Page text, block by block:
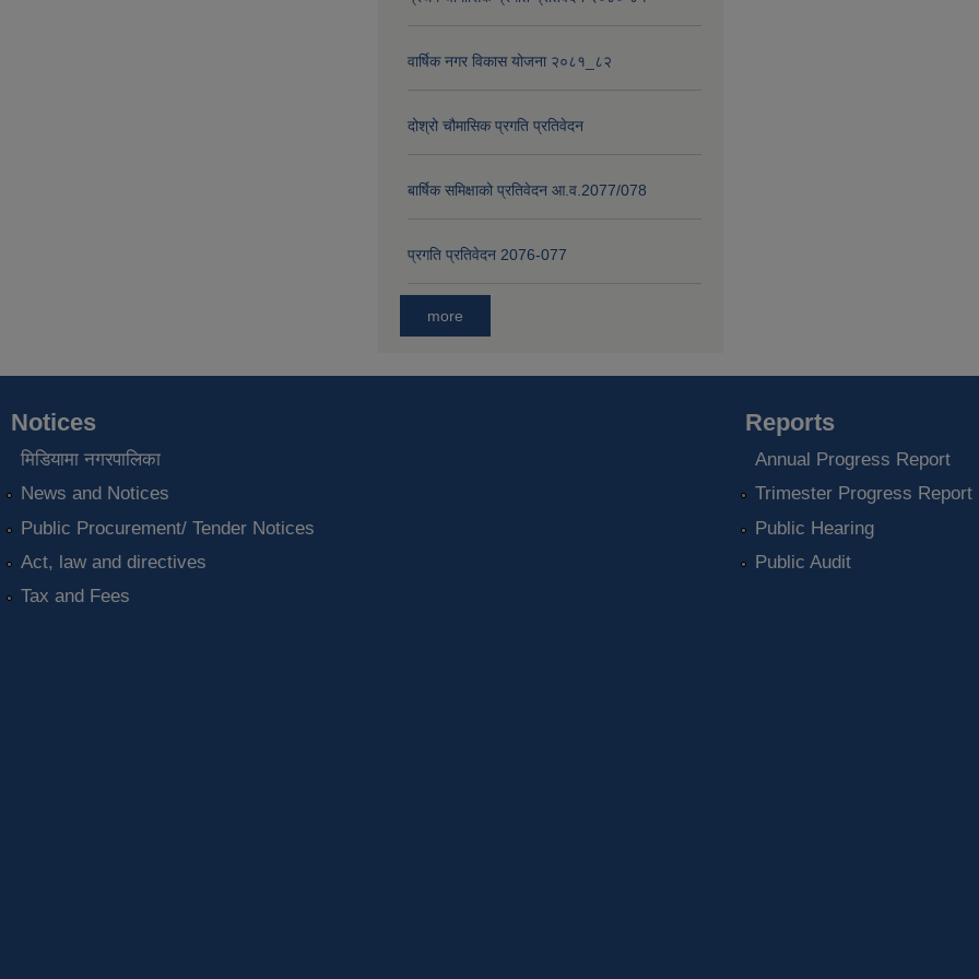
वार्षिक नगर विकास योजना २०८१_८२
दोश्रो चौमासिक प्रगति प्रतिवेदन
बार्षिक समिक्षाको प्रतिवेदन आ.व.2077/078
प्रगति प्रतिवेदन 2076-077
more
Notices
मिडियामा नगरपालिका
News and Notices
Public Procurement/ Tender Notices
Act, law and directives
Tax and Fees
Reports
Annual Progress Report
Trimester Progress Report
Public Hearing
Public Audit